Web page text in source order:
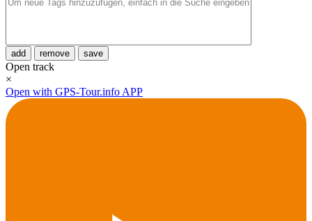
add remove save
Open track
×
Open with GPS-Tour.info APP